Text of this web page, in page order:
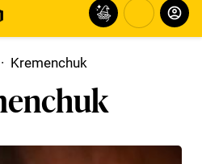
· Kremenchuk